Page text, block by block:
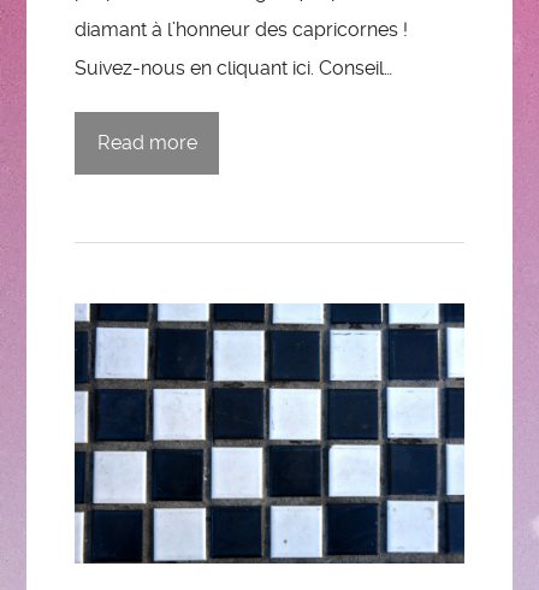
diamant à l’honneur des capricornes !
Suivez-nous en cliquant ici. Conseil…
Read more